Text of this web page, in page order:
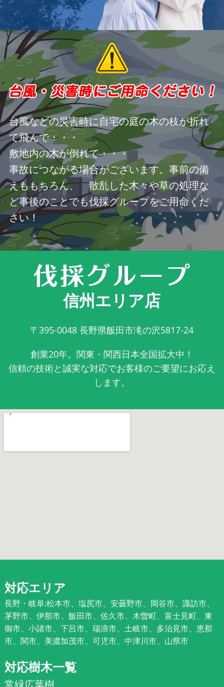
台風などの災害時に自宅の庭の木の枝が折れ
て飛んで・・・
敷地内の木が倒れて・・・
事故につながる場合がございます。事前の備
えももちろん、 散乱した木々や草の処理な
ど事後のことでも伐採グループをご用命くだ
さい！
信州エリア店
〒395-0048 長野県飯田市滝の沢5817-24
創業20年。関東・関西日本全国拡大中！
信頼の技術と誠実な対応でお客様のご要望にお応え
します。
対応エリア
長野・岐阜:松本市、塩尻市、安曇野市、岡谷市、諏訪市、
茅野市、伊那市、飯田市、佐久市、木曽町、富士見町、東
御市、小諸市、下呂市、瑞浪市、土岐市、多治見市、恵那
市、関市、美濃加茂市、可児市、中津川市、山県市
対応樹木一覧
常緑広葉樹